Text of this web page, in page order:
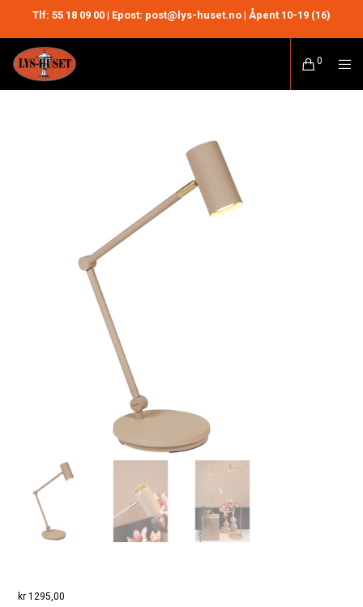
Tlf: 55 18 09 00 | Epost: post@lys-huset.no | Åpent 10-19 (16)
0
kr 1295,00